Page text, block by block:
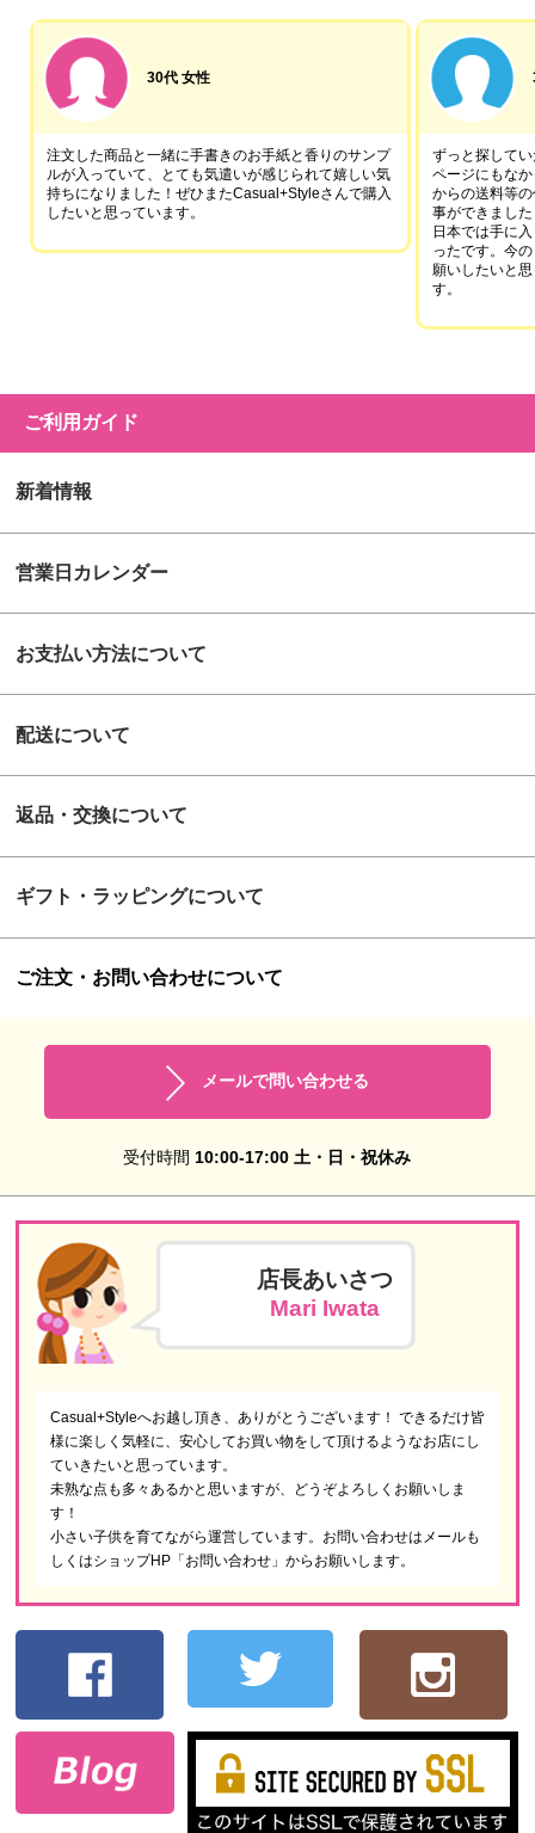
30代 女性
注文した商品と一緒に手書きのお手紙と香りのサンプ
ルが入っていて、とても気遣いが感じられて嬉しい気
持ちになりました！ぜひまたCasual+Styleさんで購入
したいと思っています。
ずっと探して
ページにもな
からの送料等
事ができました
日本では手に
ったです。今
願いしたいと
す。
ご利用ガイド
新着情報
営業日カレンダー
お支払い方法について
配送について
返品・交換について
ギフト・ラッピングについて
ご注文・お問い合わせについて
メールで問い合わせる
受付時間 10:00-17:00 土・日・祝休み
店長あいさつ
Mari Iwata
Casual+Styleへお越し頂き、ありがとうございます！ できるだけ皆
様に楽しく気軽に、安心してお買い物をして頂けるようなお店にし
ていきたいと思っています。
未熟な点も多々あるかと思いますが、どうぞよろしくお願いしま
す！
小さい子供を育てながら運営しています。お問い合わせはメールも
しくはショップHP「お問い合わせ」からお願いします。